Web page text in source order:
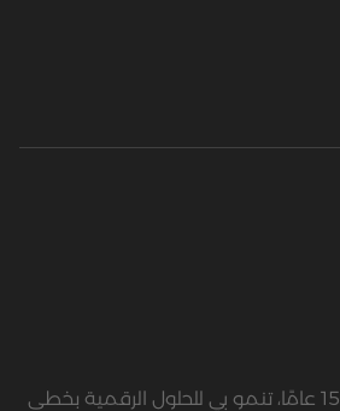
منذ 2009 وعلى مدار 15 عامًا، تنمو بي للحلول الرقمية بخطى